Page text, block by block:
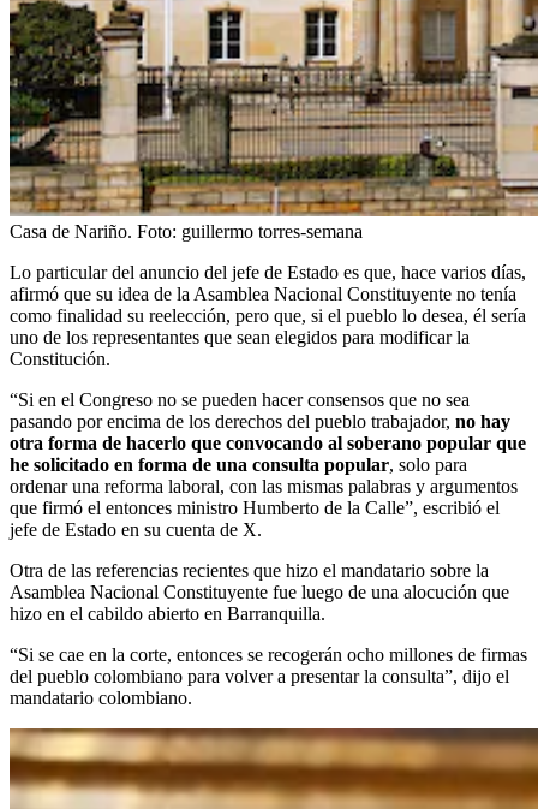
Casa de Nariño. Foto: guillermo torres-semana
Lo particular del anuncio del jefe de Estado es que, hace varios días,
afirmó que su idea de la Asamblea Nacional Constituyente no tenía
como finalidad su reelección, pero que, si el pueblo lo desea, él sería
uno de los representantes que sean elegidos para modificar la
Constitución.
“Si en el Congreso no se pueden hacer consensos que no sea
pasando por encima de los derechos del pueblo trabajador, no hay
otra forma de hacerlo que convocando al soberano popular que
he solicitado en forma de una consulta popular, solo para
ordenar una reforma laboral, con las mismas palabras y argumentos
que firmó el entonces ministro Humberto de la Calle”, escribió el
jefe de Estado en su cuenta de X.
Otra de las referencias recientes que hizo el mandatario sobre la
Asamblea Nacional Constituyente fue luego de una alocución que
hizo en el cabildo abierto en Barranquilla.
“Si se cae en la corte, entonces se recogerán ocho millones de firmas
del pueblo colombiano para volver a presentar la consulta”, dijo el
mandatario colombiano.